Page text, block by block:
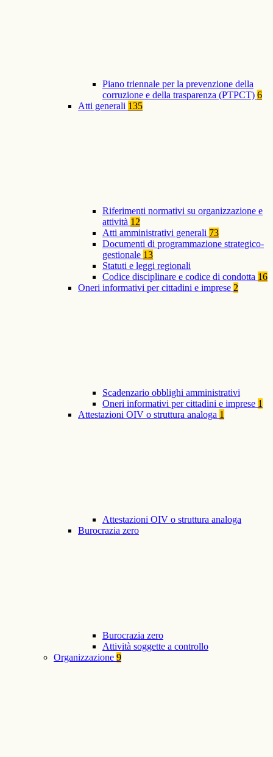
Piano triennale per la prevenzione della
corruzione e della trasparenza (PTPCT) 6
Atti generali 135
Riferimenti normativi su organizzazione e
attività 12
Atti amministrativi generali 73
Documenti di programmazione strategico-
gestionale 13
Statuti e leggi regionali
Codice disciplinare e codice di condotta 16
Oneri informativi per cittadini e imprese 2
Scadenzario obblighi amministrativi
Oneri informativi per cittadini e imprese 1
Attestazioni OIV o struttura analoga 1
Attestazioni OIV o struttura analoga
Burocrazia zero
Burocrazia zero
Attività soggette a controllo
Organizzazione 9